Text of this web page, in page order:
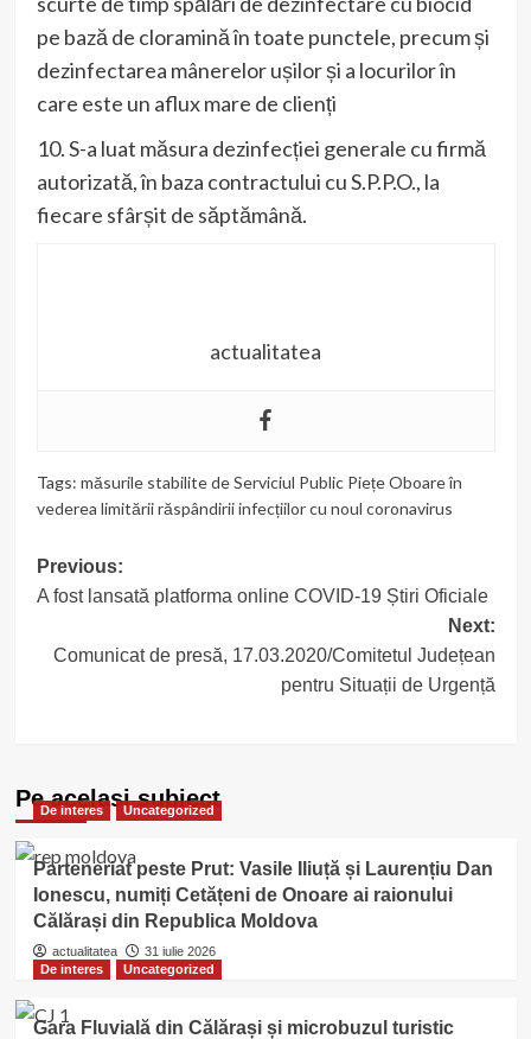
pe bază de cloramină în toate punctele, precum și
dezinfectarea mânerelor ușilor și a locurilor în
care este un aflux mare de clienți
10. S-a luat măsura dezinfecției generale cu firmă
autorizată, în baza contractului cu S.P.P.O., la
fiecare sfârșit de săptămână.
actualitatea
Tags: măsurile stabilite de Serviciul Public Piețe Oboare în
vederea limitării răspândirii infecțiilor cu noul coronavirus
Post
navigation
Previous:
A fost lansată platforma online COVID-19 Știri Oficiale
Next:
Comunicat de presă, 17.03.2020/Comitetul Județean
pentru Situații de Urgență
Pe acelasi subiect
De interes Uncategorized
Parteneriat peste Prut: Vasile Iliuță și Laurențiu Dan
Ionescu, numiți Cetățeni de Onoare ai raionului
Călărași din Republica Moldova
actualitatea
31 iulie 2026
De interes
Uncategorized
Gara Fluvială din Călărași și microbuzul turistic